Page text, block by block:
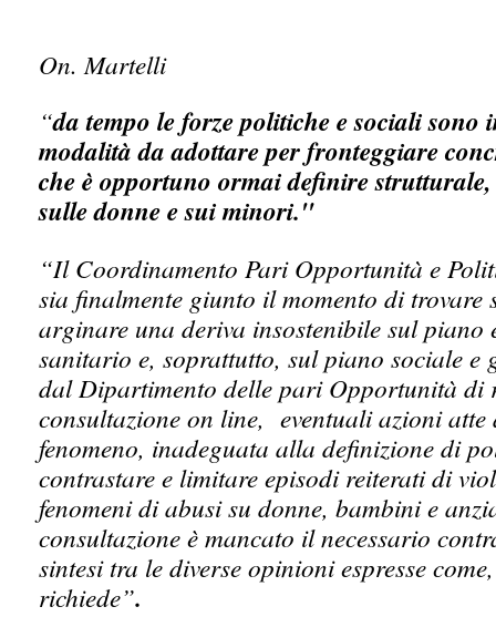
On. Martelli
“da tempo le forze politiche e sociali sono
modalità da adottare per fronteggiare
che è opportuno ormai definire
sulle donne e sui minori."
“Il Coordinamento Pari Opportunità e
sia finalmente giunto il momento di trovare
arginare una deriva insostenibile sul piano
sanitario e, soprattutto, sul piano sociale e
dal Dipartimento delle pari Opportunità
consultazione on line, eventuali azioni
fenomeno, inadeguata alla definizione di
contrastare e limitare episodi reiterati di
fenomeni di abusi su donne, bambini e
consultazione è mancato il necessario
sintesi tra le diverse opinioni espresse
richiede”.